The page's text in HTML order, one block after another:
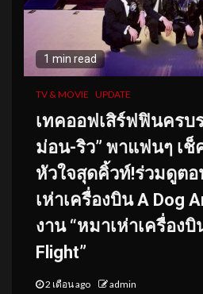
1 min read
TV & MOVIE UPDATE
เทคออฟเสิร์ฟฟินครบร
ม่อน-ริว” พาแฟนๆ เ
หัวใจสุดคิ้วท์!ร่วมดูต
เห่าเครื่องบิน A Dog
งาน “หมาเห่าเครื่อง
Flight”
2 เดือน ago admin